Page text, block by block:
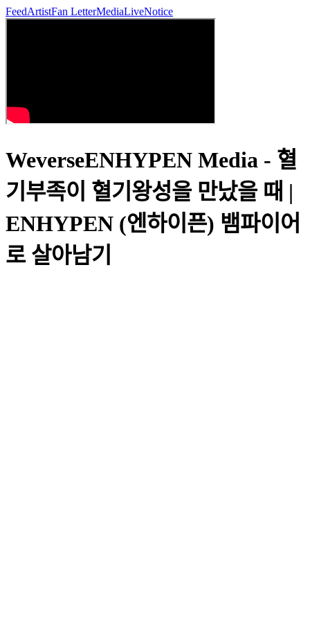
FeedArtistFan LetterMediaLiveNotice
WeverseENHYPEN Media - 혈
기부족이 혈기왕성을 만났을 때 |
ENHYPEN (엔하이픈) 뱀파이어
로 살아남기